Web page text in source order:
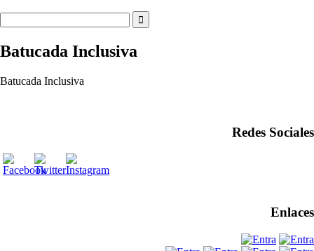
Batucada Inclusiva
Batucada Inclusiva
Redes Sociales
Enlaces